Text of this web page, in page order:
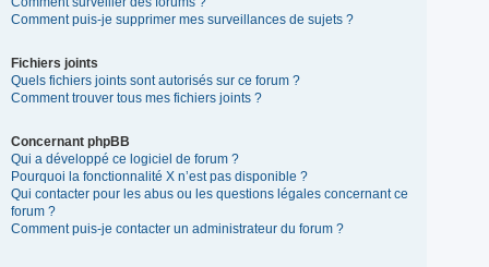
Comment puis-je supprimer mes surveillances de sujets ?
Fichiers joints
Quels fichiers joints sont autorisés sur ce forum ?
Comment trouver tous mes fichiers joints ?
Concernant phpBB
Qui a développé ce logiciel de forum ?
Pourquoi la fonctionnalité X n’est pas disponible ?
Qui contacter pour les abus ou les questions légales concernant ce
forum ?
Comment puis-je contacter un administrateur du forum ?